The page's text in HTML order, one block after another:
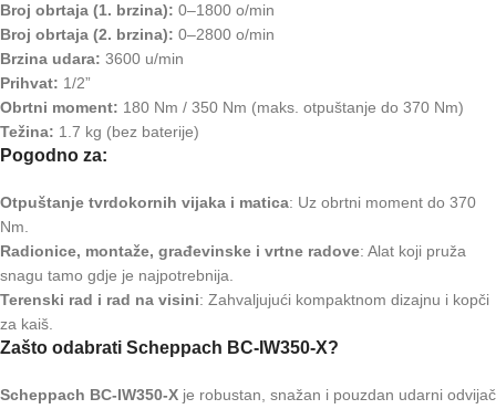
Broj obrtaja (1. brzina): 0–1800 o/min
Broj obrtaja (2. brzina): 0–2800 o/min
Brzina udara: 3600 u/min
Prihvat: 1/2”
Obrtni moment: 180 Nm / 350 Nm (maks. otpuštanje do 370 Nm)
Težina: 1.7 kg (bez baterije)
Pogodno za:
Otpuštanje tvrdokornih vijaka i matica: Uz obrtni moment do 370
Nm.
Radionice, montaže, građevinske i vrtne radove: Alat koji pruža
snagu tamo gdje je najpotrebnija.
Terenski rad i rad na visini: Zahvaljujući kompaktnom dizajnu i kopči
za kaiš.
Zašto odabrati Scheppach BC-IW350-X?
Scheppach BC-IW350-X je robustan, snažan i pouzdan udarni odvijač